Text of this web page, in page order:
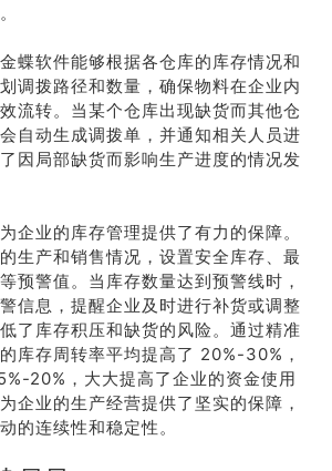
蝶软件能够根据各仓库的库存情况和
调拨路径和数量，确保物料在企业内
流转。当某个仓库出现缺货而其他仓
自动生成调拨单，并通知相关人员进
因局部缺货而影响生产进度的情况发
企业的库存管理提供了有力的保障。
生产和销售情况，设置安全库存、最
预警值。当库存数量达到预警线时，
信息，提醒企业及时进行补货或调整
了库存积压和缺货的风险。通过精准
库存周转率平均提高了 20%-30%，
20%，大大提高了企业的资金使用
企业的生产经营提供了坚实的保障，
的连续性和稳定性。